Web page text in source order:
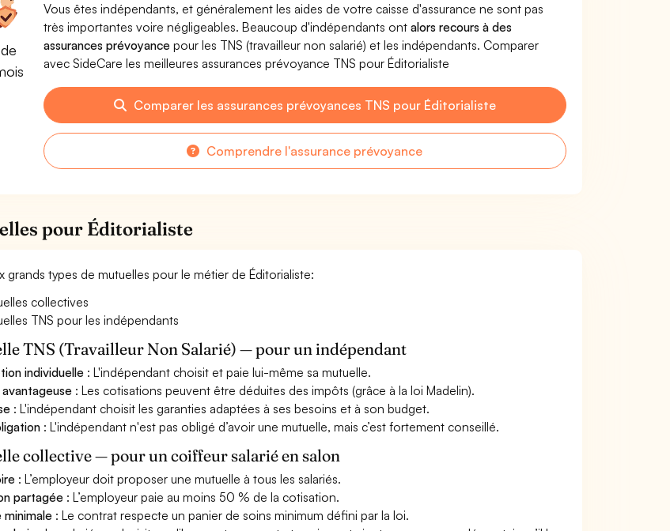
Vous êtes indépendants, et généralement les aides de votre caisse d'assurance ne sont pas
très importantes voire négligeables. Beaucoup d'indépendants ont alors recours à des
assurances prévoyancepour les TNS (travailleur non salarié) et les indépendants. Comparer
avec SideCare les meilleures assurances prévoyance TNS pour Éditorialiste
Comparer les assurances prévoyances TNS pour Éditorialiste
Comprendre l'assurance prévoyance
pour Éditorialiste
grands types de mutuelles pour le métier de Éditorialiste:
collectives
TNS pour les indépendants
TNS (Travailleur Non Salarié) — pour un indépendant
individuelle : L'indépendant choisit et paie lui-même sa mutuelle.
: Les cotisations peuvent être déduites des impôts (grâce à la loi Madelin).
: L'indépendant choisit les garanties adaptées à ses besoins et à son budget.
: L'indépendant n'est pas obligé d’avoir une mutuelle, mais c’est fortement conseillé.
collective — pour un coiffeur salarié en salon
: L’employeur doit proposer une mutuelle à tous les salariés.
partagée : L’employeur paie au moins 50 % de la cotisation.
minimale : Le contrat respecte un panier de soins minimum défini par la loi.